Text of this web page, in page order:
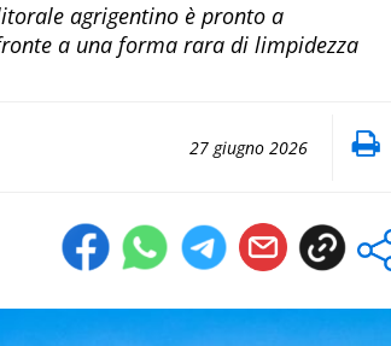
agrigentino è pronto a
a una forma rara di limpidezza
27 giugno 2026